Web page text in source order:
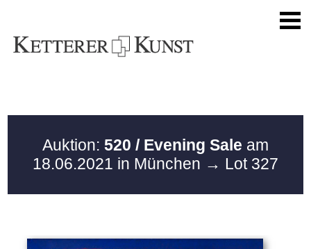
Auktion: 520 / Evening Sale am
18.06.2021 in München → Lot 327